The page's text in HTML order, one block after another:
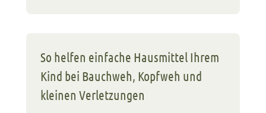
So helfen einfache Hausmittel Ihrem
Kind bei Bauchweh, Kopfweh und
kleinen Verletzungen